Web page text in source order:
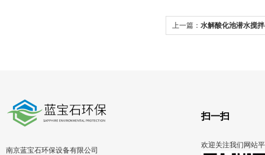
上一篇： 水解酸化池潜水搅
南京蓝宝石环保设备有限公司
扫一扫
欢迎关注我们网站